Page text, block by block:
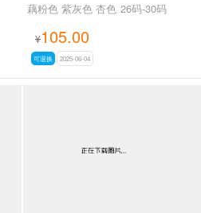
藕粉色 紫灰色 杏色 26码-30码
¥105.00
可退换 2025-06-04